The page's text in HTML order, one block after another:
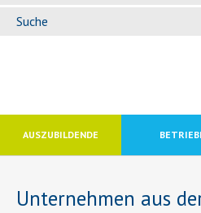
Suche
AUSZUBILDENDE
Unternehmen aus